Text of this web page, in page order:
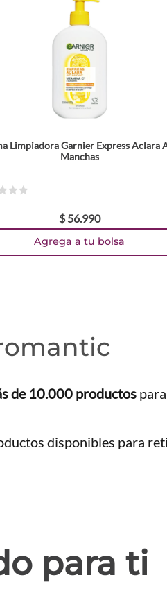
Limpiadora Garnier Express Aclara
Manchas
$ 56.990
Agrega a tu bolsa
de 10.000 productos
disponibles para
para ti